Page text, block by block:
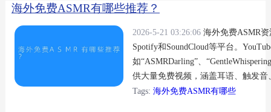
海外免费ASMR有哪些推荐？
2026-5-21 03:26:06 海外免费ASMR
Spotify和SoundCloud等平台。
如“ASMRDarling”、
供大量免费视频，涵盖耳语、触发
可搜索“ASMR”播放列表，如
Tags: 海外免费ASMR有哪些